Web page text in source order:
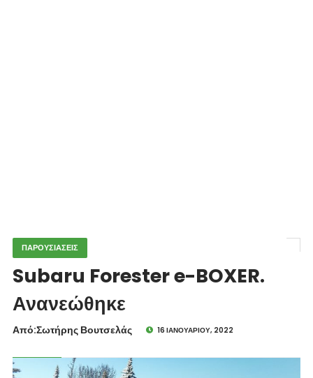
ΠΑΡΟΥΣΙΑΣΕΙΣ
Subaru Forester e-BOXER.
Ανανεώθηκε
Από:Σωτήρης Βουτσελάς 16 ΙΑΝΟΥΑΡΊΟΥ, 2022